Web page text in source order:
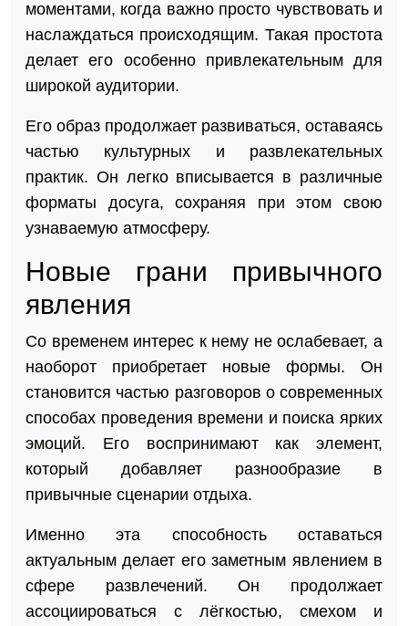
моментами, когда важно просто чувствовать и
наслаждаться происходящим. Такая простота
делает его особенно привлекательным для
широкой аудитории.
Его образ продолжает развиваться, оставаясь
частью культурных и развлекательных
практик. Он легко вписывается в различные
форматы досуга, сохраняя при этом свою
узнаваемую атмосферу.
Новые грани привычного
явления
Со временем интерес к нему не ослабевает, а
наоборот приобретает новые формы. Он
становится частью разговоров о современных
способах проведения времени и поиска ярких
эмоций. Его воспринимают как элемент,
который добавляет разнообразие в
привычные сценарии отдыха.
Именно эта способность оставаться
актуальным делает его заметным явлением в
сфере развлечений. Он продолжает
ассоциироваться с лёгкостью, смехом и